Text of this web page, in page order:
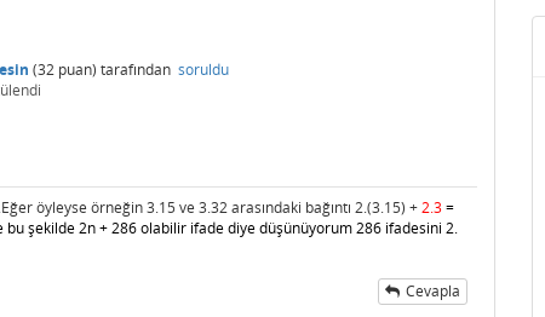
(32 puan) tarafından soruldu
öyleyse örneğin 3.15 ve 3.32 arasındaki bağıntı 2.(3.15) +2.3=
bu şekilde 2n + 286 olabilir ifade diye düşünüyorum 286 ifadesini 2.
Cevapla